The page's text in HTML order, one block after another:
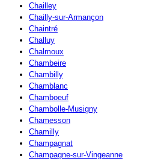
Chailley
Chailly-sur-Armançon
Chaintré
Challuy
Chalmoux
Chambeire
Chambilly
Chamblanc
Chamboeuf
Chambolle-Musigny
Chamesson
Chamilly
Champagnat
Champagne-sur-Vingeanne